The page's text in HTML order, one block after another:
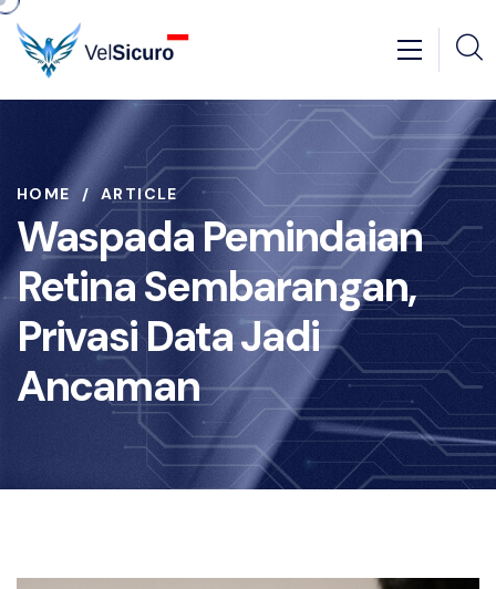
HOME ARTICLE
Waspada Pemindaian
Retina Sembarangan,
Privasi Data Jadi
Ancaman